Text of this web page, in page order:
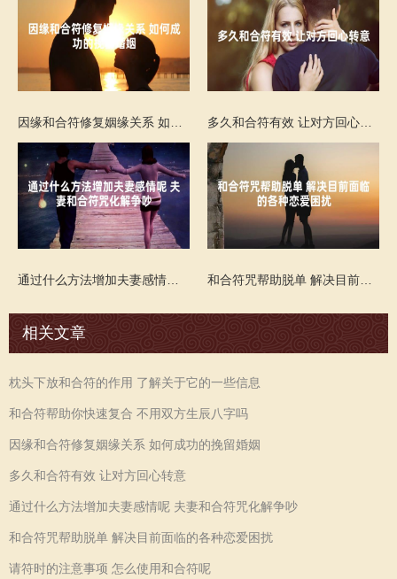
因缘和合符修复姻缘关系 如何成功的挽留婚姻 多久和合符有效 让对方回心转意
通过什么方法增加夫妻感情呢 夫妻和合符咒化解争吵 和合符咒帮助脱单 解决目前面临的各种恋爱困扰
相关文章
枕头下放和合符的作用 了解关于它的一些信息
和合符帮助你快速复合 不用双方生辰八字吗
因缘和合符修复姻缘关系 如何成功的挽留婚姻
多久和合符有效 让对方回心转意
通过什么方法增加夫妻感情呢 夫妻和合符咒化解争吵
和合符咒帮助脱单 解决目前面临的各种恋爱困扰
请符时的注意事项 怎么使用和合符呢